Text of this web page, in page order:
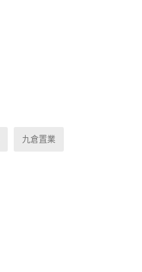
九倉置業